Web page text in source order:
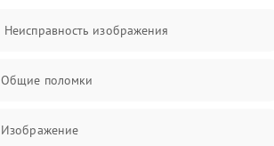
Неисправность изображения
Общие поломки
Изображение